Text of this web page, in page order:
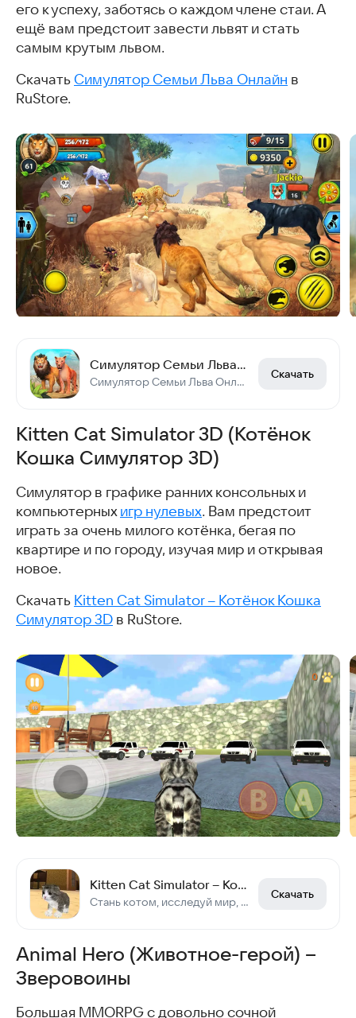
его к успеху, заботясь о каждом члене стаи. А
ещё вам предстоит завести львят и стать
самым крутым львом.
Скачать Симулятор Семьи Льва Онлайн в
RuStore.
Симулятор Семьи Льва Онлайн
Симулятор Семьи Льва Онлайн
Скачать
Kitten Cat Simulator 3D (Котёнок
Кошка Симулятор 3D)
Симулятор в графике ранних консольных и
компьютерных игр нулевых. Вам предстоит
играть за очень милого котёнка, бегая по
квартире и по городу, изучая мир и открывая
новое.
Скачать Kitten Cat Simulator – Котёнок Кошка
Симулятор 3D в RuStore.
Kitten Cat Simulator – Котёнок Кошка Симулятор 3D
Стань котом, исследуй мир, шуми, но не попадись
Скачать
Animal Hero (Животное-герой) –
Зверовоины
Большая MMORPG с довольно сочной